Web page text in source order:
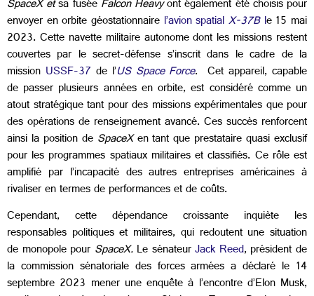
SpaceX etsa fuséeFalcon Heavyont également été choisis pour
envoyer en orbite géostationnaire l’avion spatialX-37Ble 15 mai
2023. Cette navette militaire autonome dont les missions restent
couvertes par le secret-défense s’inscrit dans le cadre de la
mission USSF-37 de l’US Space Force. Cet appareil, capable
de passer plusieurs années en orbite, est considéré comme un
atout stratégique tant pour des missions expérimentales que pour
des opérations de renseignement avancé. Ces succès renforcent
ainsi la position de SpaceXen tant que prestataire quasi exclusif
pour les programmes spatiaux militaires et classifiés. Ce rôle est
amplifié par l’incapacité des autres entreprises américaines à
rivaliser en termes de performances et de coûts.
Cependant, cette dépendance croissante inquiète les
responsables politiques et militaires, qui redoutent une situation
de monopole pour SpaceX.Le sénateurJack Reed, président de
la commission sénatoriale des forces armées a déclaré le 14
septembre 2023 mener une enquêteà l’encontre d’Elon Musk,